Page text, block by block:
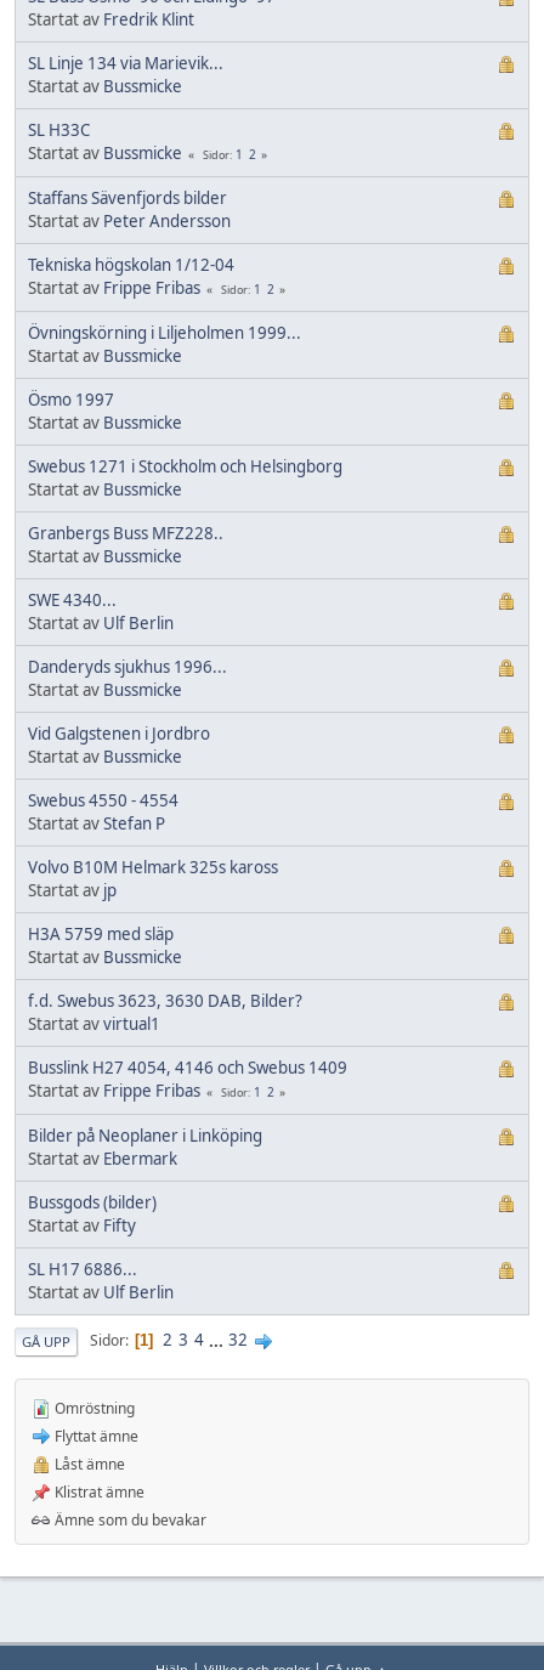
Startat av Fredrik Klint
SL Linje 134 via Marievik...
Startat av Bussmicke
SL H33C
Startat av Bussmicke Sidor 1 2
Staffans Sävenfjords bilder
Startat av Peter Andersson
Tekniska högskolan 1/12-04
Startat av Frippe Fribas Sidor 1 2
Övningskörning i Liljeholmen 1999...
Startat av Bussmicke
Ösmo 1997
Startat av Bussmicke
Swebus 1271 i Stockholm och Helsingborg
Startat av Bussmicke
Granbergs Buss MFZ228..
Startat av Bussmicke
SWE 4340...
Startat av Ulf Berlin
Danderyds sjukhus 1996...
Startat av Bussmicke
Vid Galgstenen i Jordbro
Startat av Bussmicke
Swebus 4550 - 4554
Startat avStefan P
Volvo B10M Helmark 325s kaross
Startat av jp
H3A 5759 med släp
Startat av Bussmicke
f.d. Swebus 3623, 3630 DAB, Bilder?
Startat avvirtual1
Busslink H27 4054, 4146 och Swebus 1409
Startat av Frippe Fribas Sidor 1 2
Bilder på Neoplaner i Linköping
Startat av Ebermark
Bussgods (bilder)
Startat av Fifty
SL H17 6886...
Startat av Ulf Berlin
GÅ UPP Sidor 1 2 3 4 ... 32
Omröstning
Flyttat ämne
Låst ämne
Klistrat ämne
Ämne som du bevakar